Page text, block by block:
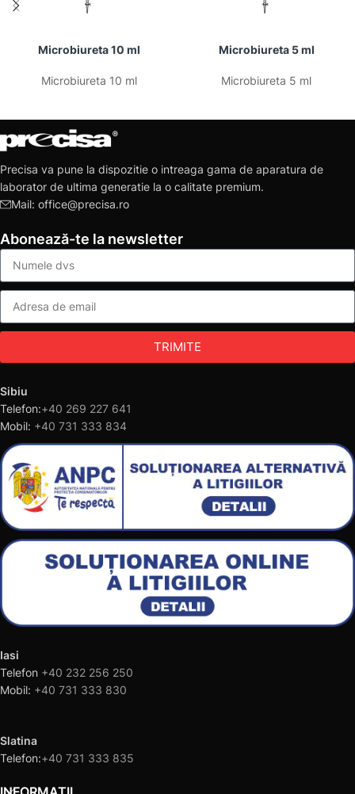
Microbiureta 10 ml
Microbiureta 10 ml
Microbiureta 5 ml
Microbiureta 5 ml
Precisa va pune la dispozitie o intreaga gama de aparatura de
laborator de ultima generatie la o calitate premium.
Mail: office@precisa.ro
Abonează-te la newsletter
TRIMITE
Sibiu
Telefon:+40 269 227 641
Mobil: +40 731 333 834
Iasi
Telefon +40 232 256 250
Mobil: +40 731 333 830
Slatina
Telefon:+40 731 333 835